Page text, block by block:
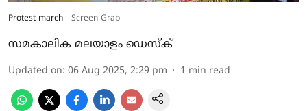
Protest march Screen Grab
സമകാലിക മലയാളം ഡെസ്ക്
Updated on: 06 Aug 2025, 2:29 pm 1 min read